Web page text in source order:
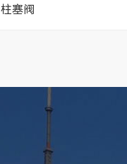
柱塞阀